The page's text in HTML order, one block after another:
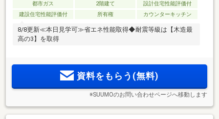
都市ガス 2階建て
設計住宅性能評価付
建設住宅性能評価付
所有権 カウンターキッチン
8/8更新≪本日見学可≫省エネ性能取得◆耐震等級は【木造最
高の3】を取得
資料をもらう(無料)
※SUUMOのお問い合わせページへ移動します